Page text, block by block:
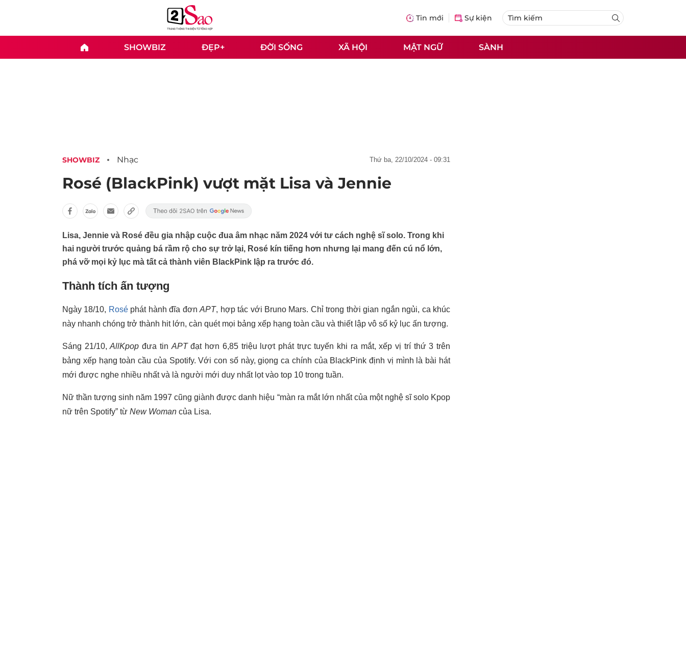
Tin mới Sự kiện
SHOWBIZ ĐẸP+ ĐỜI SỐNG XÃ HỘI MẬT NGỮ SÀNH
SHOWBIZ Nhạc thứ ba, 22/10/2024 - 09:31
Rosé (BlackPink) vượt mặt Lisa và Jennie
Lisa, Jennie và Rosé đều gia nhập cuộc đua âm nhạc năm 2024 với tư cách nghệ sĩ solo. Trong khi
hai người trước quảng bá rầm rộ cho sự trở lại, Rosé kín tiếng hơn nhưng lại mang đến cú nổ lớn,
phá vỡ mọi kỷ lục mà tất cả thành viên BlackPink lập ra trước đó.
Thành tích ấn tượng
Ngày 18/10, Roséphát hành đĩa đơnAPT, hợp tác với Bruno Mars. Chỉ trong thời gian ngắn ngủi, ca khúc
này nhanh chóng trở thành hit lớn, càn quét mọi bảng xếp hạng toàn cầu và thiết lập vô số kỷ lục ấn tượng.
Sáng 21/10,AllKpopđưa tin APTđạt hơn 6,85 triệu lượt phát trực tuyến khi ra mắt, xếp vị trí thứ 3 trên
bảng xếp hạng toàn cầu của Spotify. Với con số này, giọng ca chính của BlackPink định vị mình là bài hát
mới được nghe nhiều nhất và là người mới duy nhất lọt vào top 10 trong tuần.
Nữ thần tượng sinh năm 1997 cũng giành được danh hiệu “màn ra mắt lớn nhất của một nghệ sĩ solo Kpop
nữ trên Spotify” từ New Woman của Lisa.